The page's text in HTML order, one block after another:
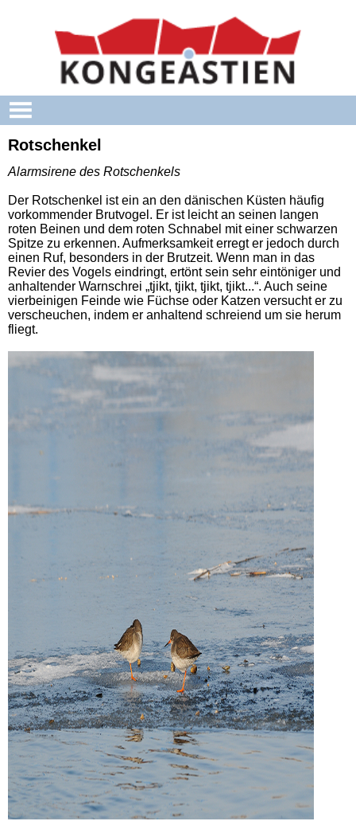
Rotschenkel
Alarmsirene des Rotschenkels
Der Rotschenkel ist ein an den dänischen Küsten häufig
vorkommender Brutvogel. Er ist leicht an seinen langen
roten Beinen und dem roten Schnabel mit einer schwarzen
Spitze zu erkennen. Aufmerksamkeit erregt er jedoch durch
einen Ruf, besonders in der Brutzeit. Wenn man in das
Revier des Vogels eindringt, ertönt sein sehr eintöniger und
anhaltender Warnschrei „tjikt, tjikt, tjikt, tjikt...“. Auch seine
vierbeinigen Feinde wie Füchse oder Katzen versucht er zu
verscheuchen, indem er anhaltend schreiend um sie herum
fliegt.